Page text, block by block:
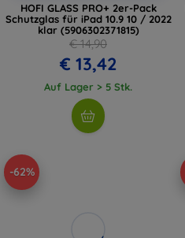
HOFI GLASS PRO+ 2er-Pack
Schutzglas für iPad 10.9 10 / 2022
klar (5906302371815)
€ 14,90
€ 13,42
Auf Lager > 5 Stk.
-62%